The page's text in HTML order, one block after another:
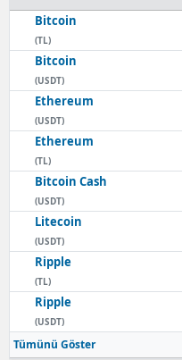
Bitcoin
(TL)
Bitcoin
(USDT)
Ethereum
(USDT)
Ethereum
(TL)
Bitcoin Cash
(USDT)
Litecoin
(USDT)
Ripple
(TL)
Ripple
(USDT)
Tümünü Göster